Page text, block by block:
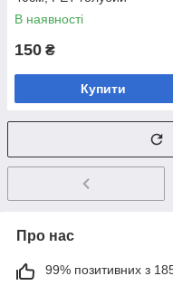
В наявності
150 ₴
Купити
Про нас
99% позитивних з 185